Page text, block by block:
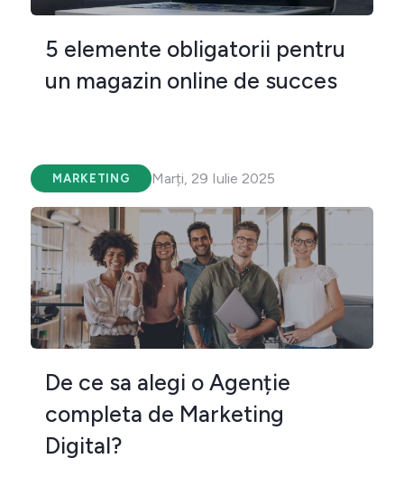
5 elemente obligatorii pentru
un magazin online de succes
MARKETING Marți, 29 Iulie 2025
De ce sa alegi o Agenție
completa de Marketing
Digital?